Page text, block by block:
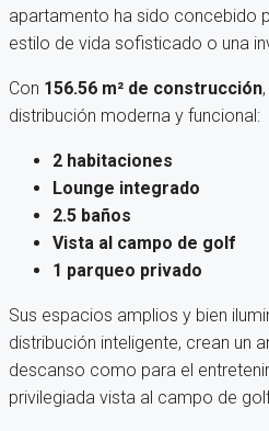
apartamento ha sido concebido
estilo de vida sofisticado o una
Con 156.56 m² de construcción
distribución moderna y funcional:
2 habitaciones
Lounge integrado
2.5 baños
Vista al campo de golf
1 parqueo privado
Sus espacios amplios y bien
distribución inteligente, crean un
descanso como para el
privilegiada vista al campo de